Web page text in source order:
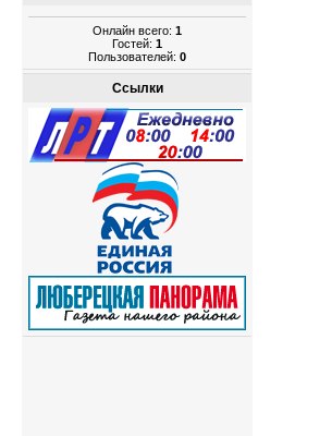
Онлайн всего: 1
Гостей: 1
Пользователей: 0
Ссылки